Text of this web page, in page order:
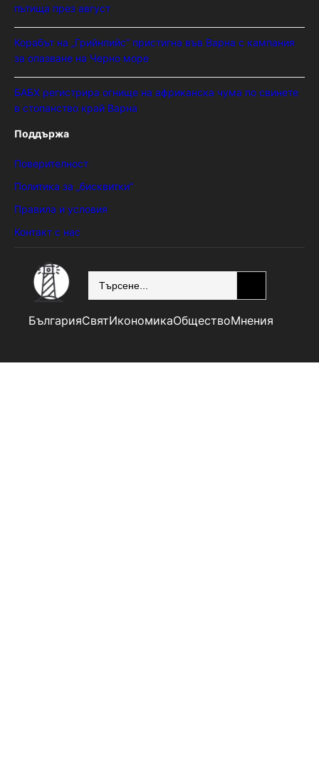
пътища през август
Корабът на „Грийнпийс“ пристигна във Варна с кампания
за опазване на Черно море
БАБХ регистрира огнище на африканска чума по свинете
в стопанство край Варна
Поддържа
Поверителност
Политика за „бисквитки“
Правила и условия
Контакт с нас
БългарияСвятИкономикаОбществоМнения